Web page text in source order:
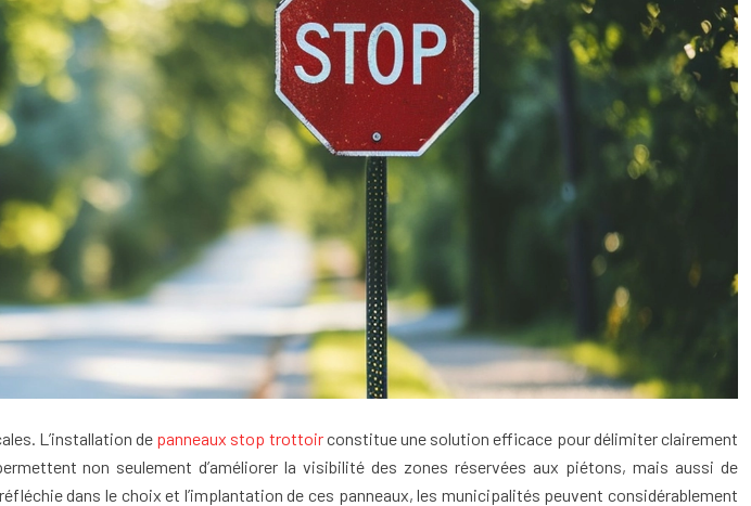
L’installation de panneaux stop trottoirconstitue une solution efficace pour délimiter clairement
non seulement d’améliorer la visibilité des zones réservées aux piétons, mais aussi de
dans le choix et l’implantation de ces panneaux, les municipalités peuvent considérablement